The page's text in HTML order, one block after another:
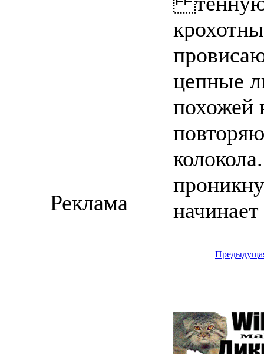
цепные
похожей
Реклама